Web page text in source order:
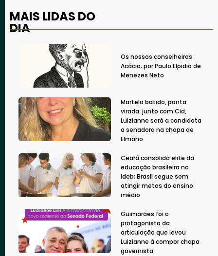
MAIS LIDAS DO
DIA
Os nossos conselheiros
Acácio; por Paulo Elpidio de
Menezes Neto
Martelo batido, ponta
virada: junto com Cid,
Luizianne será a candidata
a senadora na chapa de
Elmano
Ceará consolida elite da
educação brasileira no
Ideb; Brasil segue sem
atingir metas do ensino
médio
Guimarães foi o
protagonista da
articulação que levou
Luizianne à compor chapa
governista